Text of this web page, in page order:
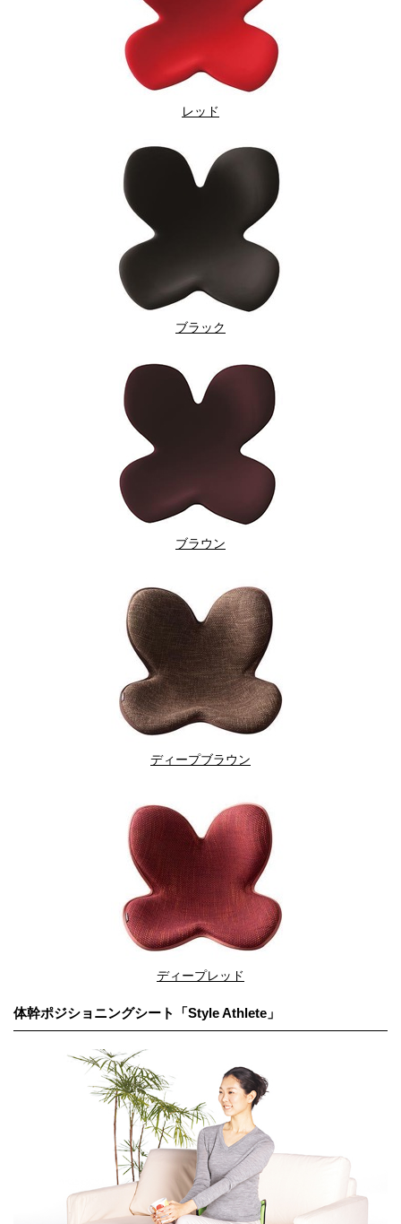
レッド
ブラック
ブラウン
ディープブラウン
ディープレッド
体幹ポジショニングシート「Style Athlete」